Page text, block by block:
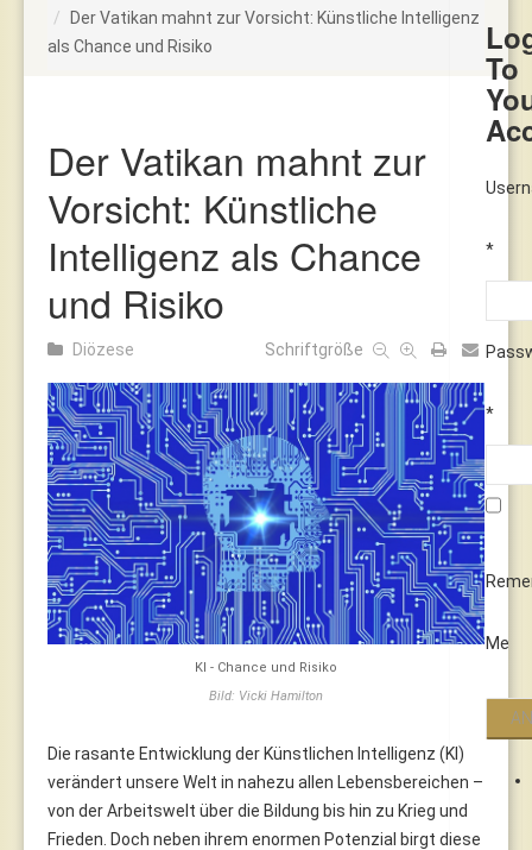
To
*
*
Me
Der Vatikan mahnt zur Vorsicht: Künstliche Intelligenz
als Chance und Risiko
Der Vatikan mahnt zur
Vorsicht: Künstliche
Intelligenz als Chance
und Risiko
Diözese Schriftgröße
KI - Chance und Risiko
Bild: Vicki Hamilton
Die rasante Entwicklung der Künstlichen Intelligenz (KI)
verändert unsere Welt in nahezu allen Lebensbereichen –
von der Arbeitswelt über die Bildung bis hin zu Krieg und
Frieden. Doch neben ihrem enormen Potenzial birgt diese